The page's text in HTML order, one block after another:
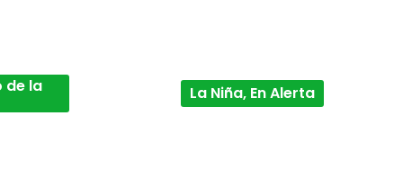
de la La Niña, En Alerta